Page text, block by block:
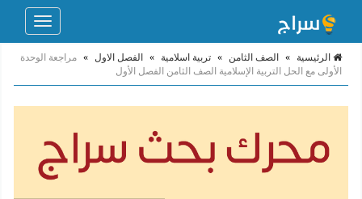
Toggle
الرئيسية » الصف الثامن » تربية اسلامية » الفصل الاول » مراجعة الوحدة
الأولى مع الحل التربية الإسلامية الصف الثامن الفصل الأول